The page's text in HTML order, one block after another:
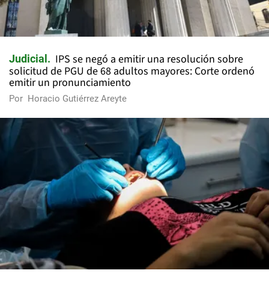
Judicial
IPS se negó a emitir una resolución sobre
solicitud de PGU de 68 adultos mayores: Corte ordenó
emitir un pronunciamiento
Por Horacio Gutiérrez Areyte